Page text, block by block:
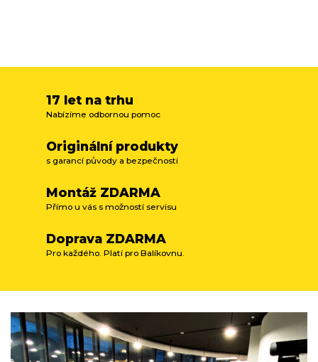
17 let na trhu
Nabízíme odbornou pomoc
Originální produkty
s garancí původy a bezpečnosti
Montáž ZDARMA
Přímo u vás s možností servisu
Doprava ZDARMA
Pro každého. Platí pro Balíkovnu.